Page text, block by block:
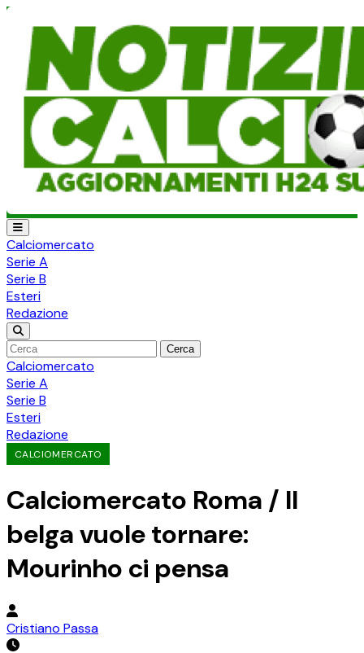
Calciomercato
Serie A
Serie B
Esteri
Redazione
Cerca
Calciomercato
Serie A
Serie B
Esteri
Redazione
CALCIOMERCATO
Calciomercato Roma / Il
belga vuole tornare:
Mourinho ci pensa
Cristiano Passa